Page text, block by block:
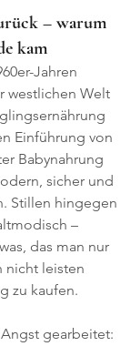
– warum
kam
Jahren
westlichen Welt
Einführung von
Babynahrung
sicher und
Stillen hingegen
–
das man nur
nicht leisten
zu kaufen.
gearbeitet: